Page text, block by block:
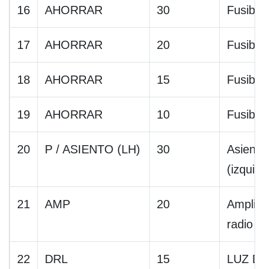
16 AHORRAR 30
17 AHORRAR 20
18 AHORRAR 15
19 AHORRAR 10
20 P / ASIENTO (LH) 30
21 AMP 20
radio
22 DRL 15 LUZ